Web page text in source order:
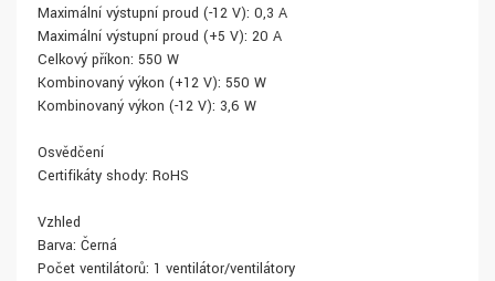
Maximální výstupní proud (-12 V): 0,3 A
Maximální výstupní proud (+5 V): 20 A
Celkový příkon: 550 W
Kombinovaný výkon (+12 V): 550 W
Kombinovaný výkon (-12 V): 3,6 W
Osvědčení
Certifikáty shody: RoHS
Vzhled
Barva: Černá
Počet ventilátorů: 1 ventilátor/ventilátory